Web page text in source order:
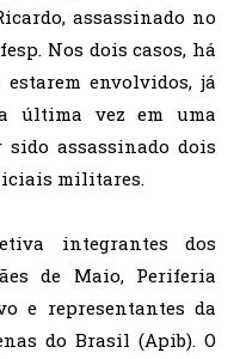
assassinado no
Nos dois casos, há
envolvidos, já
última vez em uma
sido assassinado dois
militares.
integrantes dos
de Maio, Periferia
e representantes da
do Brasil (Apib). O